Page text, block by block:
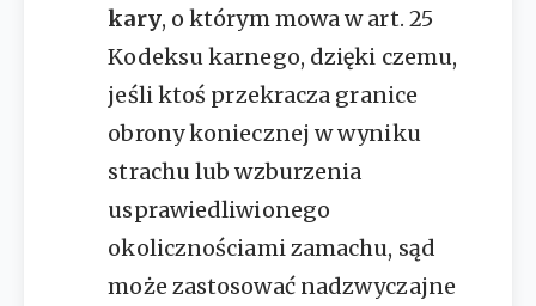
kary, o którym mowa w art. 25
Kodeksu karnego, dzięki czemu,
jeśli ktoś przekracza granice
obrony koniecznej w wyniku
strachu lub wzburzenia
usprawiedliwionego
okolicznościami zamachu, sąd
może zastosować nadzwyczajne